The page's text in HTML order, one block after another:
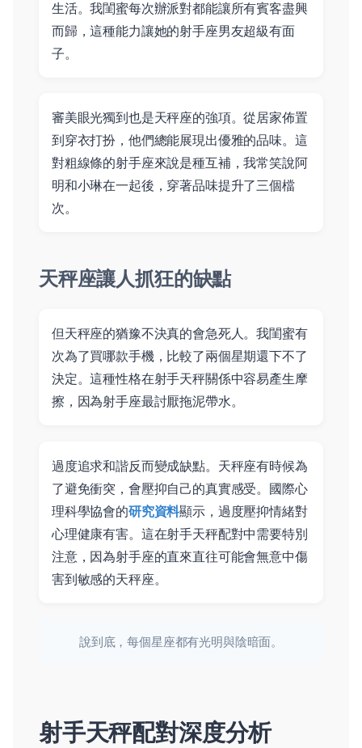
生活。我閨蜜每次辦派對都能讓所有賓客盡興
而歸，這種能力讓她的射手座男友超級有面
子。
審美眼光獨到也是天秤座的強項。從居家佈置
到穿衣打扮，他們總能展現出優雅的品味。這
對粗線條的射手座來說是種互補，我常笑說阿
明和小琳在一起後，穿著品味提升了三個檔
次。
天秤座讓人抓狂的缺點
但天秤座的猶豫不決真的會急死人。我閨蜜有
次為了買哪款手機，比較了兩個星期還下不了
決定。這種性格在射手天秤關係中容易產生摩
擦，因為射手座最討厭拖泥帶水。
過度追求和諧反而變成缺點。天秤座有時候為
了避免衝突，會壓抑自己的真實感受。國際心
理科學協會的研究資料顯示，過度壓抑情緒對
心理健康有害。這在射手天秤配對中需要特別
注意，因為射手座的直來直往可能會無意中傷
害到敏感的天秤座。
說到底，每個星座都有光明與陰暗面。
射手天秤配對深度分析